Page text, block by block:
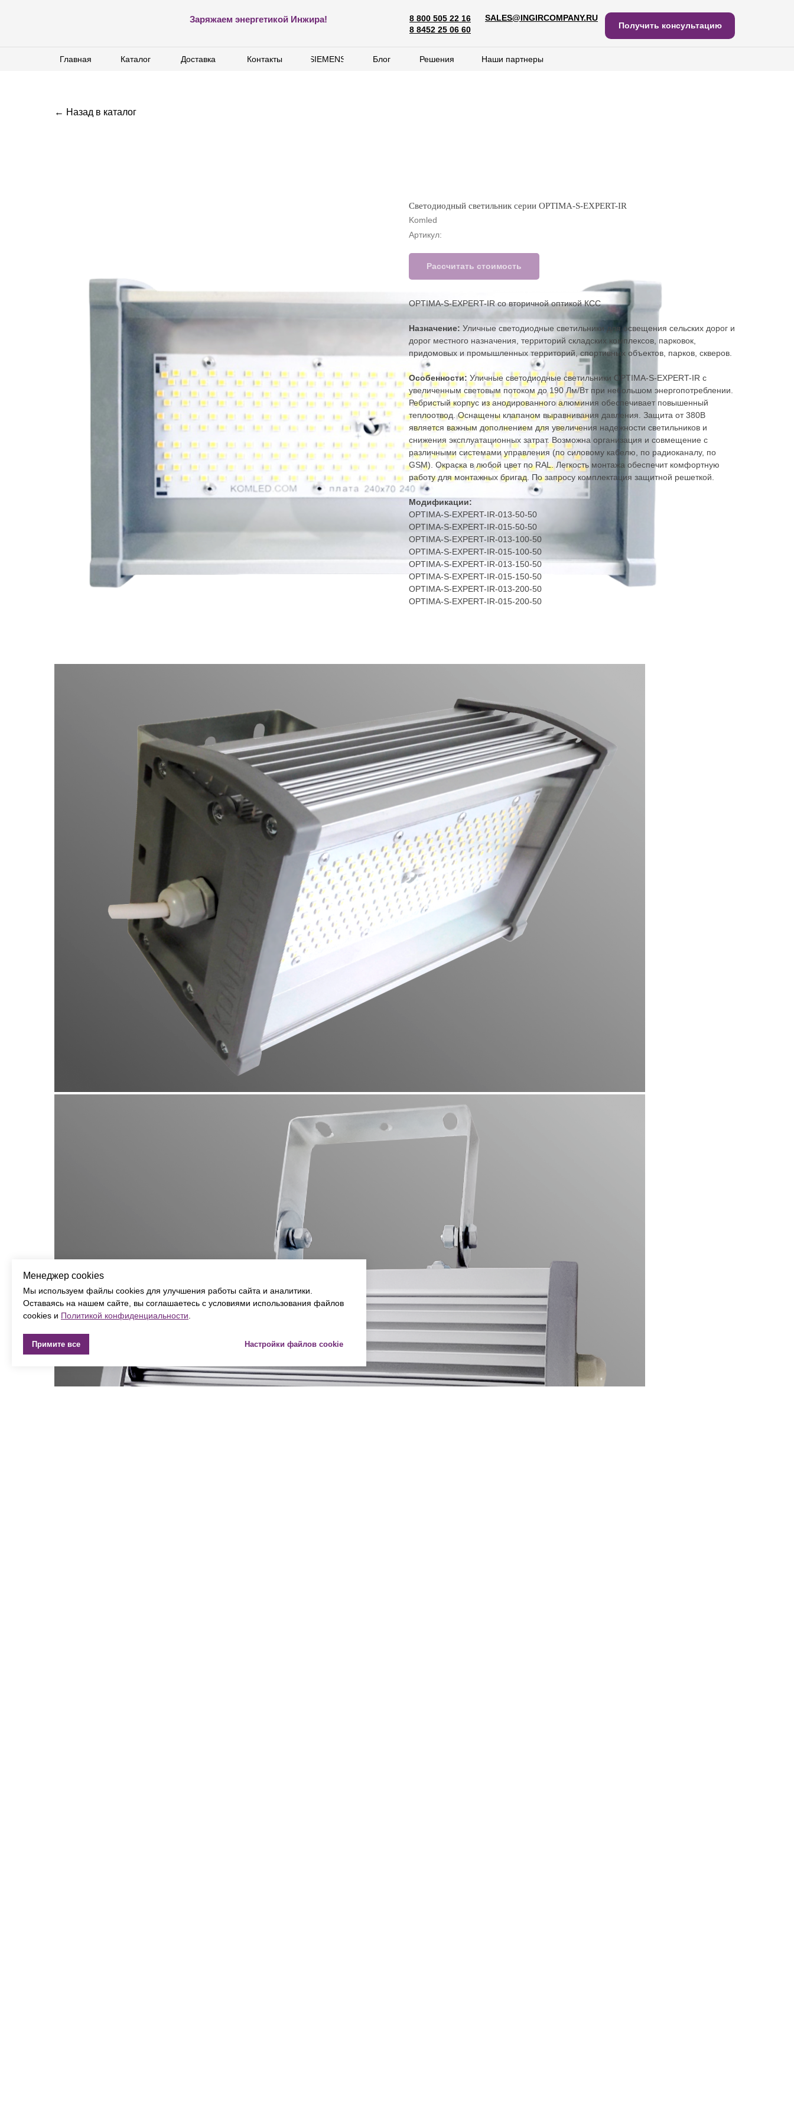
Получить консультацию
8 800 505 22 16
8 8452 25 06 60
SALES@INGIRCOMPANY.RU
Заряжаем энергетикой Инжира!
Наши партнеры
Решения
Блог
SIEMENS
Контакты
Доставка
Каталог
Главная
Получить консультацию
8 800 505 22 16
8 8452 25 06 60
SALES@INGIRCOMPANY.RU
Наши партнеры
Решения
Блог
SIEMENS
Контакты
Доставка
Каталог
Главная
← Назад в каталог
Светодиодный светильник серии OPTIMA-S-EXPERT-IR
Komled
Артикул:
Рассчитать стоимость
OPTIMA-S-EXPERT-IR cо вторичной оптикой КСС
Назначение: Уличные светодиодные светильники для освещения сельских дорог и
дорог местного назначения, территорий складских комплексов, парковок,
придомовых и промышленных территорий, спортивных объектов, парков, скверов.
Особенности: Уличные светодиодные светильники OPTIMA-S-EXPERT-IR с
увеличенным световым потоком до 190 Лм/Вт при небольшом энергопотреблении.
Ребристый корпус из анодированного алюминия обеспечивает повышенный
теплоотвод. Оснащены клапаном выравнивания давления. Защита от 380В
является важным дополнением для увеличения надежности светильников и
снижения эксплуатационных затрат. Возможна организация и совмещение с
различными системами управления (по силовому кабелю, по радиоканалу, по
GSM). Окраска в любой цвет по RAL. Легкость монтажа обеспечит комфортную
работу для монтажных бригад. По запросу комплектация защитной решеткой.
Модификации:
OPTIMA-S-EXPERT-IR-013-50-50
OPTIMA-S-EXPERT-IR-015-50-50
OPTIMA-S-EXPERT-IR-013-100-50
OPTIMA-S-EXPERT-IR-015-100-50
OPTIMA-S-EXPERT-IR-013-150-50
OPTIMA-S-EXPERT-IR-015-150-50
OPTIMA-S-EXPERT-IR-013-200-50
OPTIMA-S-EXPERT-IR-015-200-50
Менеджер cookies
Мы используем файлы cookies для улучшения работы сайта и аналитики.
Оставаясь на нашем сайте, вы соглашаетесь с условиями использования файлов
cookies и Политикой конфиденциальности.
Примите все Настройки файлов cookie